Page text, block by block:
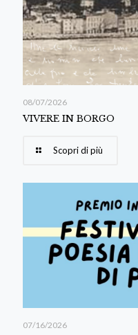
08/07/2026
VIVERE IN BORGO
Scopri di più
07/16/2026